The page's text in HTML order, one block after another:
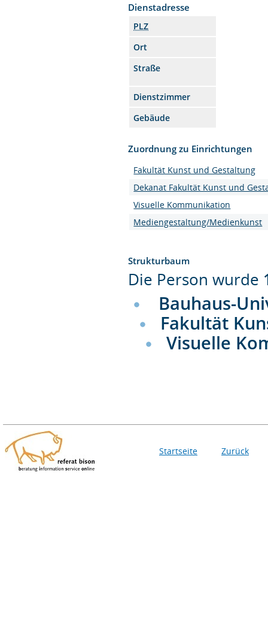
Dienstadresse
PLZ
Ort
Straße
Dienstzimmer
Gebäude
Zuordnung zu Einrichtungen
Fakultät Kunst und Gestaltung
Dekanat Fakultät Kunst und
Visuelle Kommunikation
Mediengestaltung/Medienkunst
Strukturbaum
Die Person wurde
Bauhaus-
Fakultät
Visuelle
Startseite Zurück